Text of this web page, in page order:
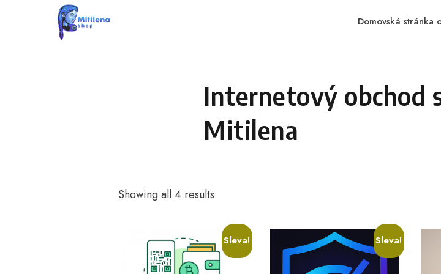
Domovská stránka
Internetový obchod
Mitilena
Showing all 4 results
Sleva! Sleva!